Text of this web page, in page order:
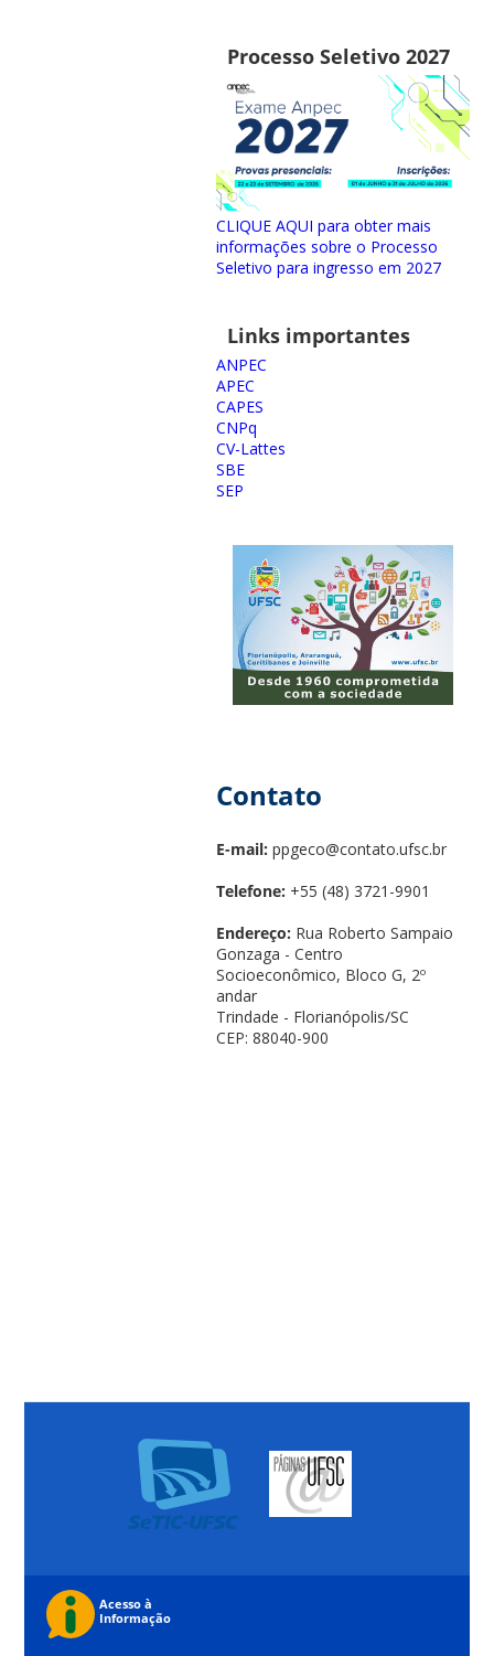
Processo Seletivo 2027
CLIQUE AQUI para obter mais
informações sobre o Processo
Seletivo para ingresso em 2027
Links importantes
ANPEC
APEC
CAPES
CNPq
CV-Lattes
SBE
SEP
Contato
E-mail: ppgeco@contato.ufsc.br
Telefone: +55 (48) 3721-9901
Endereço: Rua Roberto Sampaio
Gonzaga - Centro
Socioeconômico, Bloco G, 2º
andar
Trindade - Florianópolis/SC
CEP: 88040-900